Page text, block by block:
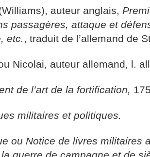
auteur anglais,
passagères, attaque et
etc., traduit de l’allemand de
Nicolai, auteur allemand, l.
de l’art de la fortification,
militaires et politiques.
ou Notice de livres militaires